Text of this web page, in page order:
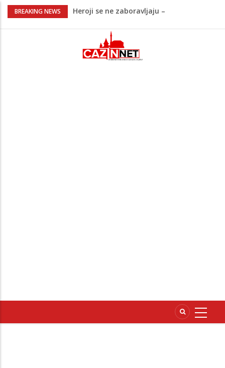
BREAKING NEWS
Heroji se ne zaboravljaju –
Video/ Severina prekinula koncert i
poslala poruku o Srebrenici: Kad svi